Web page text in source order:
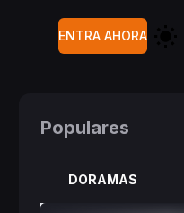
ENTRA AHORA
Populares
DORAMAS